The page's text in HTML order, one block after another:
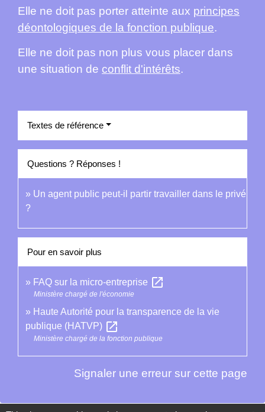
Elle ne doit pas porter atteinte aux principes
déontologiques de la fonction publique.
Elle ne doit pas non plus vous placer dans
une situation de conflit d'intérêts.
Textes de référence
Questions ? Réponses !
Un agent public peut-il partir travailler dans le privé
?
Pour en savoir plus
FAQ sur la micro-entreprise open_in_new
Ministère chargé de l'économie
Haute Autorité pour la transparence de la vie
publique (HATVP) open_in_new
Ministère chargé de la fonction publique
Signaler une erreur sur cette page